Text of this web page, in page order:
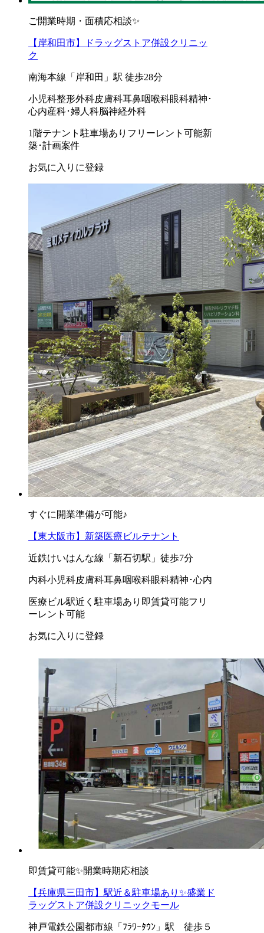
ご開業時期・面積応相談✨
【岸和田市】ドラッグストア併設クリニッ
ク
南海本線「岸和田」駅 徒歩28分
小児科整形外科皮膚科耳鼻咽喉科眼科精神･
心内産科･婦人科脳神経外科
1階テナント 駐車場あり フリーレント可能新
築･計画案件
お気に入りに登録
すぐに開業準備が可能♪
【東大阪市】新築医療ビルテナント
近鉄けいはんな線「新石切駅」徒歩7分
内科小児科皮膚科耳鼻咽喉科眼科精神･心内
医療ビル駅近く 駐車場あり 即賃貸可能フリ
ーレント可能
お気に入りに登録
即賃貸可能✨開業時期応相談
【兵庫県三田市】駅近＆駐車場あり✨盛業ド
ラッグストア併設クリニックモール
神戸電鉄公園都市線「ﾌﾗﾜｰﾀｳﾝ」駅 徒歩５